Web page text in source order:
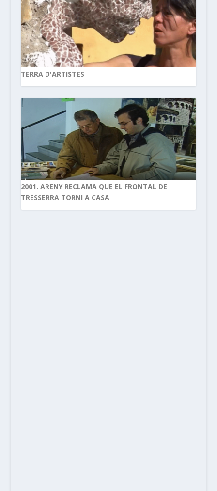
TERRA D'ARTISTES
2001. ARENY RECLAMA QUE EL FRONTAL DE
TRESSERRA TORNI A CASA